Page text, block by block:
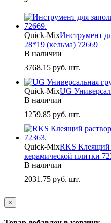
Quick-MixИнструмент
28*19 (кельма) 72669
В наличии
3768.15 руб. шт.
Quick-MixUG
В наличии
1259.85 руб. шт.
Quick-MixRKS Клеящий
керамической плитки
В наличии
2031.75 руб. шт.
×